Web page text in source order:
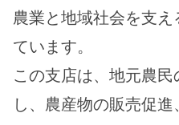
農業と地域社会を支
ています。
この支店は、地元農
し、農産物の販売促